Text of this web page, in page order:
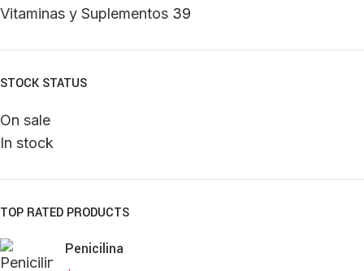
Vitaminas y Suplementos 39
STOCK STATUS
On sale
In stock
TOP RATED PRODUCTS
Penicilina